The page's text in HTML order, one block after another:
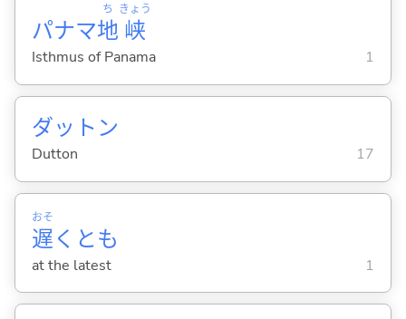
パナマ地
ち
峡
きょう
Isthmus of Panama 1
ダットン
Dutton 17
遅
おそ
くとも
at the latest 1